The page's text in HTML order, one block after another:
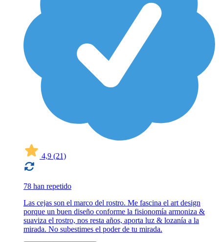
4,9 (21)
78 han repetido
Las cejas son el marco del rostro. Me fascina el art design
porque un buen diseño conforme la fisionomía armoniza &
suaviza el rostro, nos resta años, aporta luz & lozanía a la
mirada. No subestimes el poder de tu mirada.